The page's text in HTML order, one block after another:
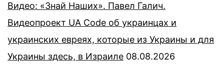
Видео: «Знай Наших». Павел Галич.
Видеопроект UA Code об украинцах и
украинских евреях, которые из Украины и для
Украины здесь, в Израиле 08.08.2026